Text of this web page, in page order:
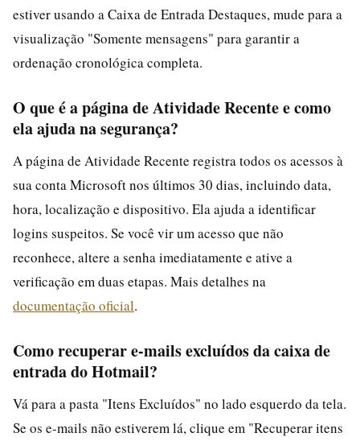
estiver usando a Caixa de Entrada Destaques, mude para a
visualização "Somente mensagens" para garantir a
ordenação cronológica completa.
O que é a página de Atividade Recente e como
ela ajuda na segurança?
A página de Atividade Recente registra todos os acessos à
sua conta Microsoft nos últimos 30 dias, incluindo data,
hora, localização e dispositivo. Ela ajuda a identificar
logins suspeitos. Se você vir um acesso que não
reconhece, altere a senha imediatamente e ative a
verificação em duas etapas. Mais detalhes na
documentação oficial.
Como recuperar e-mails excluídos da caixa de
entrada do Hotmail?
Vá para a pasta "Itens Excluídos" no lado esquerdo da tela.
Se os e-mails não estiverem lá, clique em "Recuperar itens